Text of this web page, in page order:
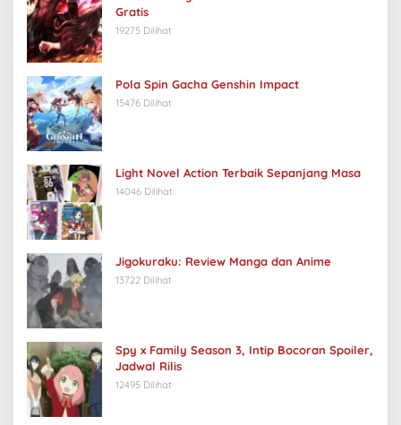
Gratis
19275 Dilihat
Pola Spin Gacha Genshin Impact
15476 Dilihat
Light Novel Action Terbaik Sepanjang Masa
14046 Dilihat
Jigokuraku: Review Manga dan Anime
13722 Dilihat
Spy x Family Season 3, Intip Bocoran Spoiler,
Jadwal Rilis
12495 Dilihat